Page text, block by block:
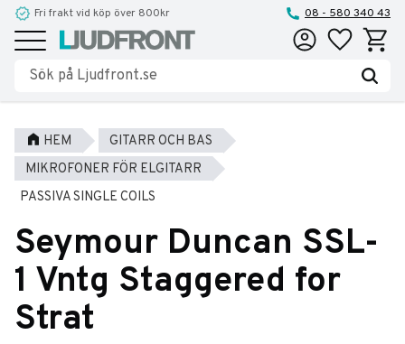
Meny
Fri frakt vid köp över 800kr 08 - 580 340 43
Favoriter
HEM
GITARR OCH BAS
MIKROFONER FÖR ELGITARR
PASSIVA SINGLE COILS
Seymour Duncan SSL-
1 Vntg Staggered for
Strat